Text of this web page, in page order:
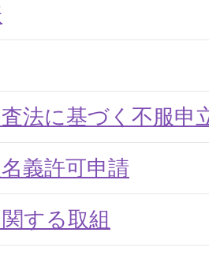
法に基づく不服申
義許可申請
する取組